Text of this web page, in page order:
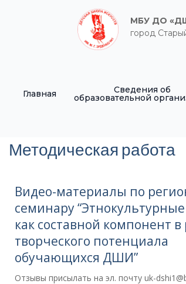
МБУ ДО
город
Главная Сведения об
образовательной
Методическая работа
Видео-материалы по
семинару
как составной компонент в
творческого потенциала
обучающихся ДШИ”
Отзывы присылать на эл. почту uk-